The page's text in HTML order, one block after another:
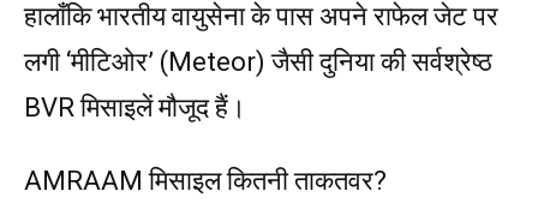
हालाँकि भारतीय वायुसेना के पास अपने राफेल जेट पर
लगी ‘मीटिओर’ (Meteor) जैसी दुनिया की सर्वश्रेष्ठ
BVR मिसाइलें मौजूद हैं।
AMRAAM मिसाइल कितनी ताकतवर?